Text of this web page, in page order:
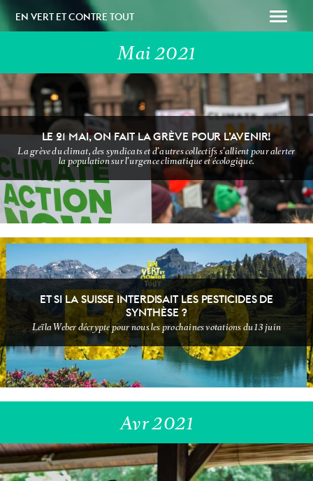
EN VERT ET CONTRE TOUT
SOUTENEZ-NOUS PAPAILLE
NEWSSSSSS
DÉFI SANS
SUPERMARCHÉ
Mai 2021
LE 21 MAI, ON FAIT LA GRÈVE POUR L’AVENIR!
La grève du climat, des syndicats et d’autres collectifs s’allient pour alerter
la population sur l’urgence climatique et écologique.
ET SI LA SUISSE INTERDISAIT LES PESTICIDES DE
SYNTHÈSE ?
Leïla Weber décrypte pour nous les prochaines votations du 13 juin
Avr 2021